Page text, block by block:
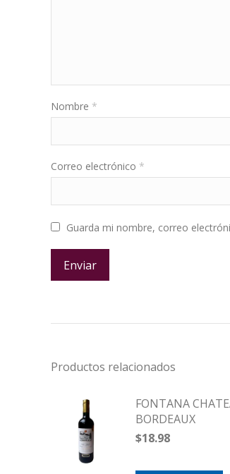
Nombre *
Correo electrónico *
Guarda mi nombre, correo
Productos relacionados
FONTANA
BORDEAUX
$18.98